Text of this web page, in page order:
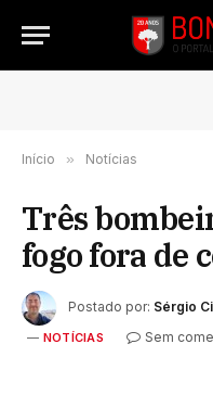
Início » Notícias
Três
fogo fora de
Postado por: Sérgio
NOTÍCIAS Sem